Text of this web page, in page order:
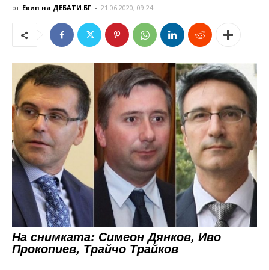
от Екип на ДЕБАТИ.БГ - 21.06.2020, 09:24
На снимката: Симеон Дянков, Иво
Прокопиев, Трайчо Трайков